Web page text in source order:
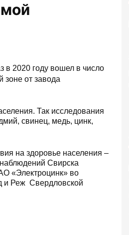
в 2020 году вошел в число
зоне от завода
Так исследования
свинец, медь, цинк,
на здоровье населения –
наблюдений Свирска
«Электроцинк» во
и Реж Свердловской